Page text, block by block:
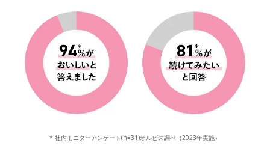
* 社内モニターアンケート(n=31)オルビス調べ（2023年実施）